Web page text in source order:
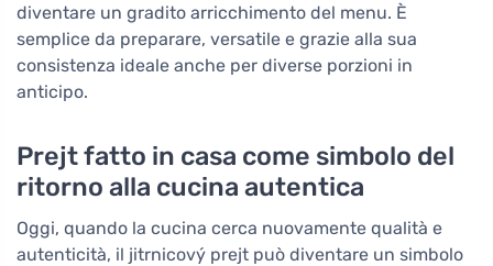
diventare un gradito arricchimento del menu. È
semplice da preparare, versatile e grazie alla sua
consistenza ideale anche per diverse porzioni in
anticipo.
Prejt fatto in casa come simbolo del
ritorno alla cucina autentica
Oggi, quando la cucina cerca nuovamente qualità e
autenticità, il jitrnicový prejt può diventare un simbolo